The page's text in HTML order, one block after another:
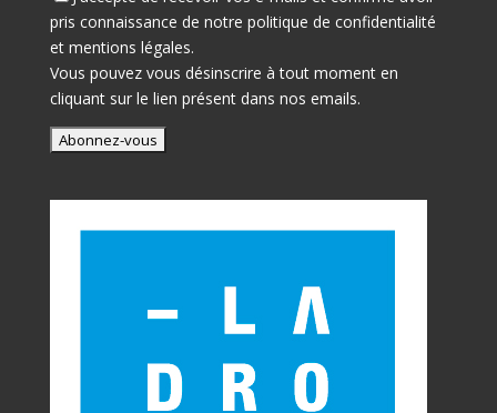
pris connaissance de notre politique de confidentialité
et mentions légales.
Vous pouvez vous désinscrire à tout moment en
cliquant sur le lien présent dans nos emails.